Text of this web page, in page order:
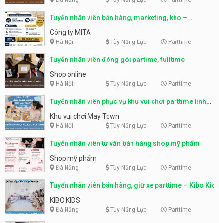
Tuyển nhân viên bán hàng, marketing, kho –
parttime, fulltime
Công ty MITA
Hà Nội Tùy Năng Lực Parttime
Tuyển nhân viên đóng gói partime, fulltime
Shop online
Hà Nội Tùy Năng Lực Parttime
Tuyển nhân viên phục vụ khu vui chơi parttime linh
động
Khu vui chơi May Town
Hà Nội Tùy Năng Lực Parttime
Tuyển nhân viên tư vấn bán hàng shop mỹ phẩm
Shop mỹ phẩm
Đà Nẵng Tùy Năng Lực Parttime
Tuyển nhân viên bán hàng, giữ xe parttime – Kibo Kid
KIBO KIDS
Đà Nẵng Tùy Năng Lực Parttime